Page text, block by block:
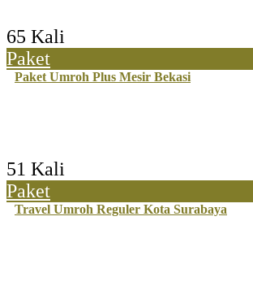
65 Kali
Paket
Paket Umroh Plus Mesir Bekasi
51 Kali
Paket
Travel Umroh Reguler Kota Surabaya